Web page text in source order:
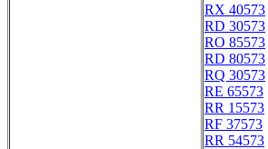
RX 40573
RD 30573
RO 85573
RD 80573
RQ 30573
RE 65573
RR 15573
RF 37573
RR 54573